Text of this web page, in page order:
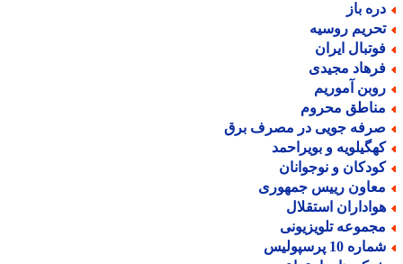
باز
روسیه
ایران
مجیدی
آموریم
محروم
جویی در مصرف برق
و بویراحمد
و نوجوانان
رییس جمهوری
استقلال
تلویزیونی
10 پرسپولیس